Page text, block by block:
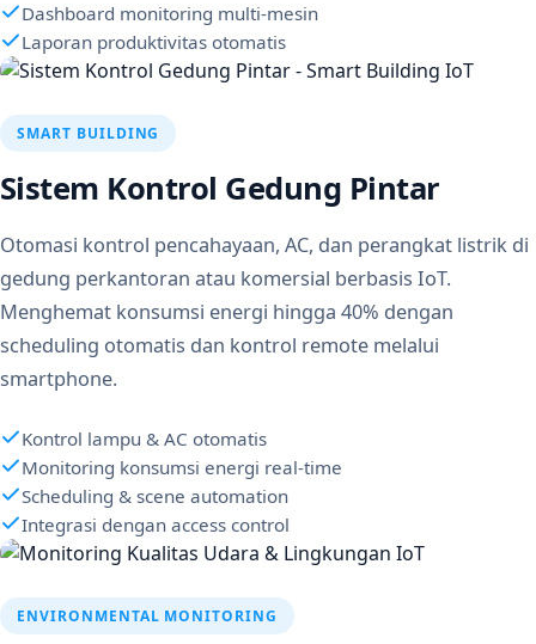
Dashboard monitoring multi-mesin
Laporan produktivitas otomatis
SMART BUILDING
Sistem Kontrol Gedung Pintar
Otomasi kontrol pencahayaan, AC, dan perangkat listrik di
gedung perkantoran atau komersial berbasis IoT.
Menghemat konsumsi energi hingga 40% dengan
scheduling otomatis dan kontrol remote melalui
smartphone.
Kontrol lampu & AC otomatis
Monitoring konsumsi energi real-time
Scheduling & scene automation
Integrasi dengan access control
ENVIRONMENTAL MONITORING